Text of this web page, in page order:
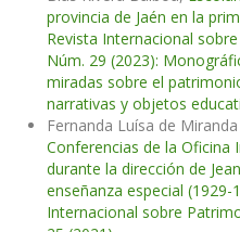
provincia de Jaén en la
Revista Internacional
Núm. 29 (2023):
miradas sobre el
narrativas y objetos
Fernanda Luísa de
Conferencias de la Oficina
durante la dirección de
enseñanza especial (1929-
Internacional sobre